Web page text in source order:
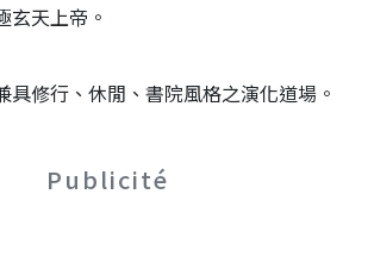
玄天上帝。
具修行、休閒、書院風格之演化道場。
Publicité